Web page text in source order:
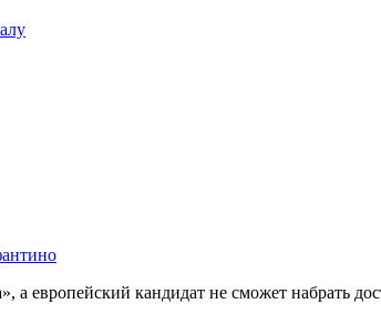
европейский кандидат не сможет набрать